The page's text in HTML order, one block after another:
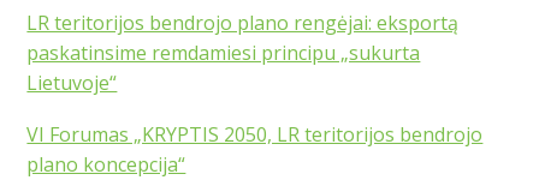
LR teritorijos bendrojo plano rengėjai: eksportą
paskatinsime remdamiesi principu „sukurta
Lietuvoje“
VI Forumas „KRYPTIS 2050, LR teritorijos bendrojo
plano koncepcija“